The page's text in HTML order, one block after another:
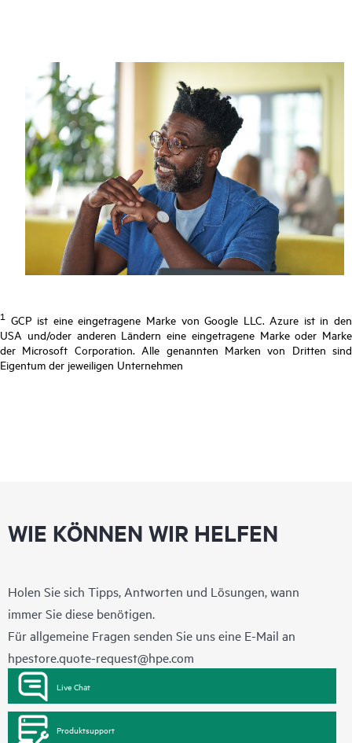
1 GCP ist eine eingetragene Marke von Google LLC. Azure ist in den
USA und/oder anderen Ländern eine eingetragene Marke oder Marke
der Microsoft Corporation. Alle genannten Marken von Dritten sind
Eigentum der jeweiligen Unternehmen
WIE KÖNNEN WIR HELFEN
Holen Sie sich Tipps, Antworten und Lösungen, wann
immer Sie diese benötigen.
Für allgemeine Fragen senden Sie uns eine E-Mail an
hpestore.quote-request@hpe.com
Live Chat
Produktsupport